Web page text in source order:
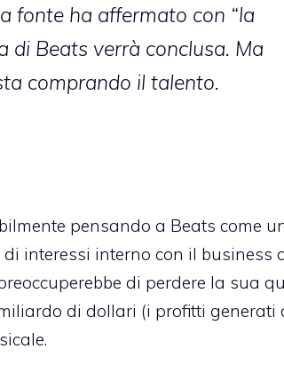
fonte ha affermato con “la
di Beats verrà conclusa. Ma
comprando il talento.
pensando a Beats come
interessi interno con il business
di perdere la sua
di dollari (i profitti generati